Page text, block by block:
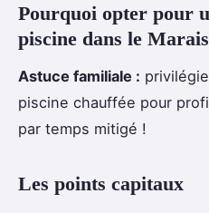
Pourquoi opter pour
piscine dans le
Astuce familiale :
piscine chauffée pour
par temps mitigé !
Les points capitaux